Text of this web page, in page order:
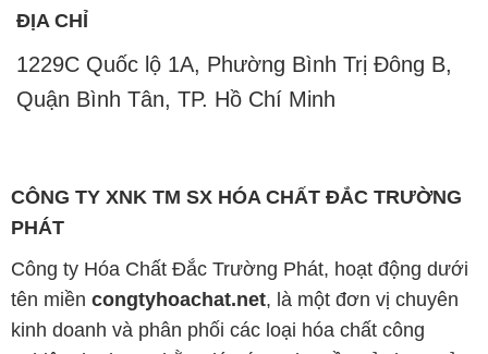
ĐỊA CHỈ
1229C Quốc lộ 1A, Phường Bình Trị Đông B,
Quận Bình Tân, TP. Hồ Chí Minh
CÔNG TY XNK TM SX HÓA CHẤT ĐẮC TRƯỜNG
PHÁT
Công ty Hóa Chất Đắc Trường Phát, hoạt động dưới
tên miền congtyhoachat.net, là một đơn vị chuyên
kinh doanh và phân phối các loại hóa chất công